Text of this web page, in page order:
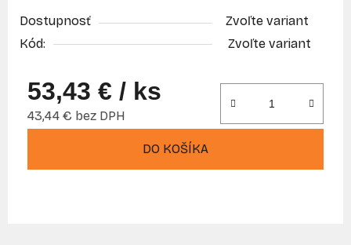
Dostupnosť
Zvoľte variant
Kód:
Zvoľte variant
53,43 € / ks
43,44 € bez DPH
DO KOŠÍKA